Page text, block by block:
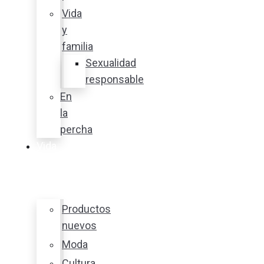
Vida
y
familia
Sexualidad
responsable
En
la
percha
Productos
nuevos
Moda